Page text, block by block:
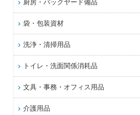
厨房・バックヤード備品
袋・包装資材
洗浄・清掃用品
トイレ・洗面関係消耗品
文具・事務・オフィス用品
介護用品